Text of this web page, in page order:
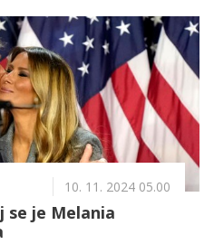
10. 11. 2024 05.00
se je Melania